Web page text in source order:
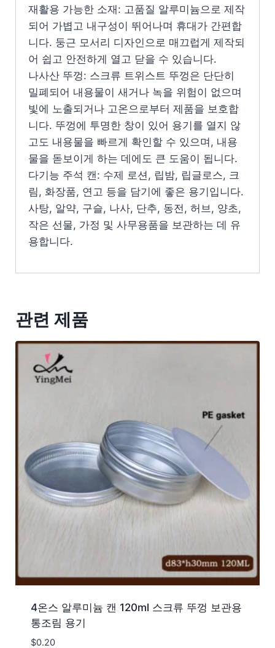
재활용 가능한 소재: 고품질 알루미늄으로 제작
되어 가볍고 내구성이 뛰어나며 휴대가 간편합
니다. 둥근 모서리 디자인으로 매끄럽게 제작되
어 쉽고 안전하게 열고 닫을 수 있습니다.
나사산 뚜껑: 스크류 트위스트 뚜껑은 단단히
밀폐되어 내용물이 새거나 녹을 위험이 없으며
빛에 노출되거나 고온으로부터 제품을 보호합
니다. 뚜껑에 투명한 창이 있어 용기를 열지 않
고도 내용물을 빠르게 확인할 수 있으며, 내용
물을 돋보이게 하는 데에도 큰 도움이 됩니다.
다기능 주석 캔: 수제 로션, 립밤, 립글로스, 크
림, 화장품, 연고 등을 담기에 좋은 용기입니다.
사탕, 알약, 구슬, 나사, 단추, 동전, 허브, 양초,
작은 선물, 가정 및 사무용품을 보관하는 데 유
용합니다.
관련 제품
4온스 알루미늄 캔 120ml 스크류 뚜껑 보관용
통조림 용기
$0.20